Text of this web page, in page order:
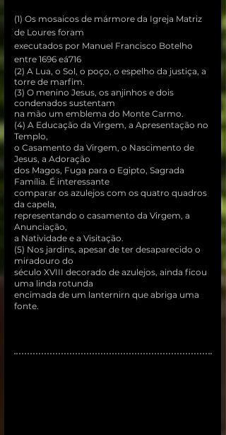
(1) Os mosaicos de mármore da Igreja Matriz
de Loures foram
executados por Manuel Francisco Botelho
entre 1696 eá716
(2) A Lua, o Sol, o poço, o espelho da justiça, a
torre de marfim.
(3) O menino Jesus, os anjinhos e dois
condenados sustentam
na mão um emblema do Monte Carmo.
(4) A Educação da Virgem, a Apresentação no
Templo,
o Casamento da Virgem, o Nascimento de
Jesus, a Adoração
dos Magos, Fuga para o Egipto, Sagrada
Família. É interessante
comparar os azulejos com os quatro quadros
da capela,
representando o casamento da Virgem, a
Anunciação,
a Natividade e a Visitação.
(5) Nos jardins, apesar de ter desaparecido o
miradouro do
século XVIII decorado de azulejos, ainda ficou
uma linda rotunda
encimada de um lanternirn que abriga uma
fonte.